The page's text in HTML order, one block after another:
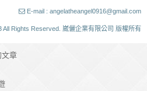
E-mail : angelatheangel0916@gmail.com
All Rights Reserved. 崴儷企業有限公司 版權所有
文章